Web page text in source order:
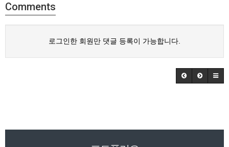
Comments
로그인한 회원만 댓글 등록이 가능합니다.